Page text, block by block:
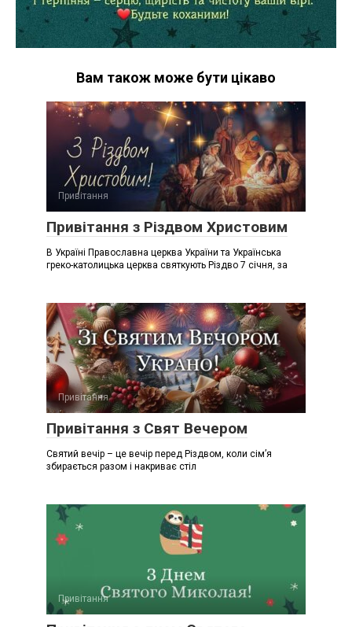
Вам також може бути цікаво
Привітання
Привітання з Різдвом Христовим
В Україні Православна церква України та Українська
греко-католицька церква святкують Різдво 7 січня, за
Привітання
Привітання з Свят Вечером
Святий вечір – це вечір перед Різдвом, коли сім’я
збирається разом і накриває стіл
Привітання